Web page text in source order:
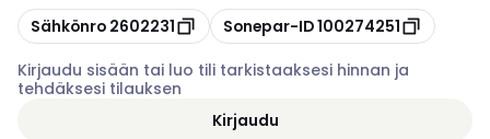
Kopioi
Sähkönro 2602231 Kopioi
Sonepar-ID100274251
Kirjaudu sisään tai luo tili tarkistaaksesi hinnan ja
tehdäksesi tilauksen
Kirjaudu